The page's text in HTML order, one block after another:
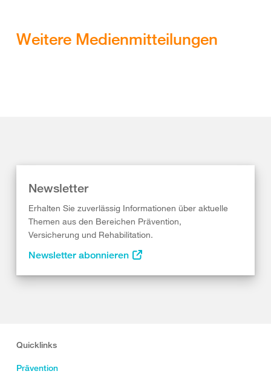
Weitere Medienmitteilungen
Newsletter
Erhalten Sie zuverlässig Informationen über aktuelle
Themen aus den Bereichen Prävention,
Versicherung und Rehabilitation.
Newsletter abonnieren
Quicklinks
Prävention